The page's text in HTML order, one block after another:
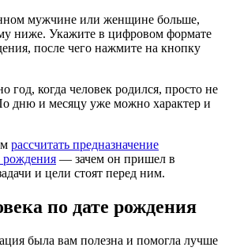
мужчине или женщине больше,
ниже. Укажите в цифровом формате
после чего нажмите на кнопку
год, когда человек родился, просто не
дню и месяцу уже можно характер и
рассчитать предназначение
рождения — зачем он пришел в
и цели стоят перед ним.
по дате рождения
была вам полезна и помогла лучше